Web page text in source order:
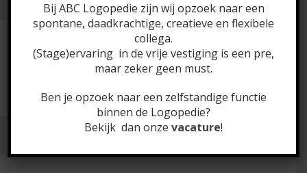
Taal
Bij ABC Logopedie zijn wij opzoek naar een
spontane, daadkrachtige, creatieve en flexibele
collega.
(Stage)ervaring in de vrije vestiging is een pre,
maar zeker geen must.
Ben je opzoek naar een zelfstandige functie
binnen de Logopedie?
Bekijk dan onze vacature!